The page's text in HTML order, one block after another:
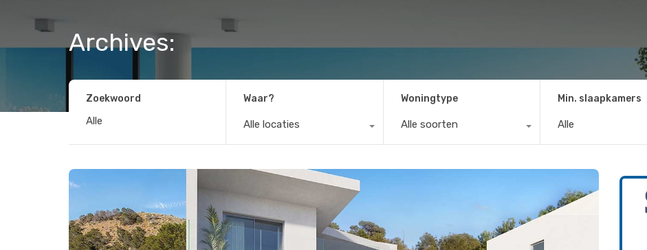
Archives:
Zoekwoord Waar?
Alle locaties
Woningtype
Alle soorten
Min. slaapkamers
Alle